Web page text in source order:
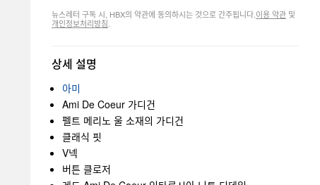
뉴스레터 구독 시, HBX의 약관에 동의하시는 것으로 간주됩니다. 이용 약관 및
개인정보처리방침
상세 설명
아미
Ami De Coeur 가디건
펠트 메리노 울 소재의 가디건
클래식 핏
V넥
버튼 클로저